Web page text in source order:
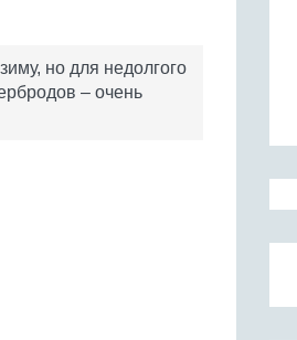
но для недолгого
– очень